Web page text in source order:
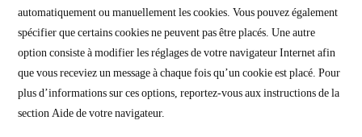
automatiquement ou manuellement les cookies. Vous pouvez également
spécifier que certains cookies ne peuvent pas être placés. Une autre
option consiste à modifier les réglages de votre navigateur Internet afin
que vous receviez un message à chaque fois qu’un cookie est placé. Pour
plus d’informations sur ces options, reportez-vous aux instructions de la
section Aide de votre navigateur.